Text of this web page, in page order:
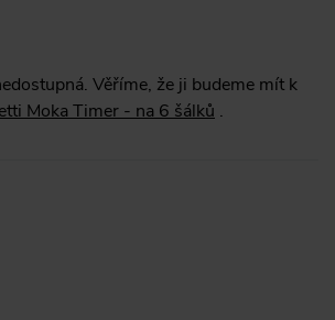
Věříme, že ji budeme mít k
Moka Timer - na 6 šálků .